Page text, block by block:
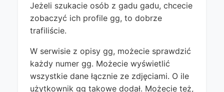
Jeżeli szukacie osób z gadu gadu, chcecie
zobaczyć ich profile gg, to dobrze
trafiliście.
W serwisie z opisy gg, możecie sprawdzić
każdy numer gg. Możecie wyświetlić
wszystkie dane łącznie ze zdjęciami. O ile
użytkownik gg takowe dodał. Możecie też,